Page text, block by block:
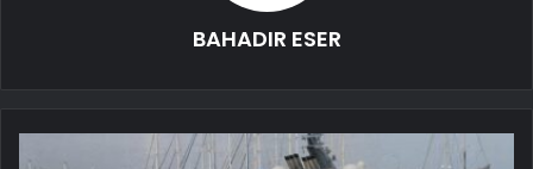
BAHADIR ESER